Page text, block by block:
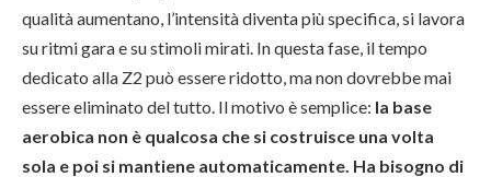
qualità aumentano, l’intensità diventa più specifica, si lavora
su ritmi gara e su stimoli mirati. In questa fase, il tempo
dedicato alla Z2 può essere ridotto, ma non dovrebbe mai
essere eliminato del tutto. Il motivo è semplice: la base
aerobica non è qualcosa che si costruisce una volta
sola e poi si mantiene automaticamente. Ha bisogno di